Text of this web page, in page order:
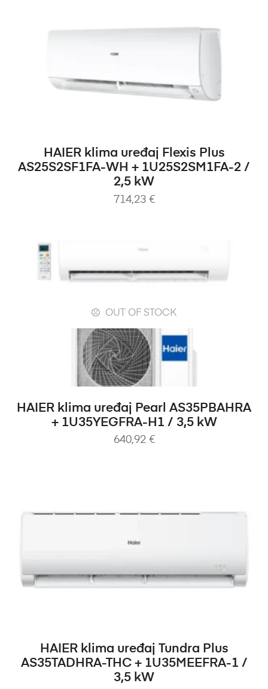
DODAJ U KOŠARICU
HAIER klima uređaj Flexis Plus
AS25S2SF1FA-WH + 1U25S2SM1FA-2 /
2,5 kW
714,23 €
OUT OF STOCK
PROČITAJ VIŠE
HAIER klima uređaj Pearl AS35PBAHRA
+ 1U35YEGFRA-H1 / 3,5 kW
640,92 €
DODAJ U KOŠARICU
HAIER klima uređaj Tundra Plus
AS35TADHRA-THC + 1U35MEEFRA-1 /
3,5 kW